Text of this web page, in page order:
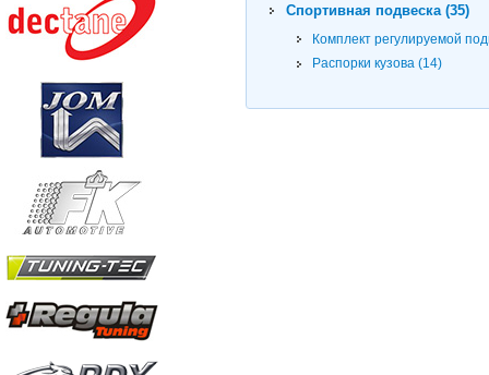
Спортивная подвеска (35)
Комплект регулируемой
Распорки кузова (14)